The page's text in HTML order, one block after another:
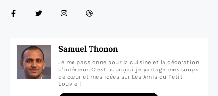
Samuel Thonon
Je me passionne pour la cuisine et la décoration
d'intérieur. C’est pourquoi je partage mes coups
de cœur et mes idées sur Les Amis du Petit
Louvre !